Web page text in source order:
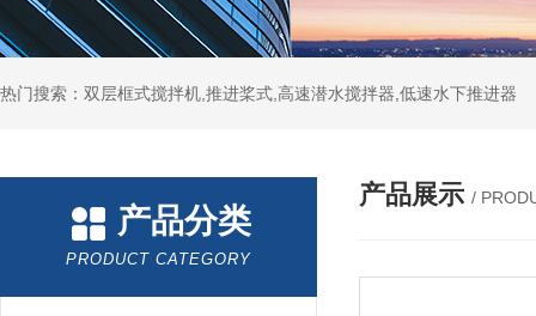
热门搜索：双层框式搅拌机,推进桨式,高速潜水搅拌器,低速水下推进器
产品分类
PRODUCT CATEGORY
产品展示 /